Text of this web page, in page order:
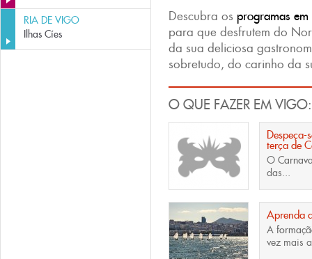
RIA DE VIGO
Ilhas Cíes
Descubra os programas
para que desfrutem do
da sua deliciosa
sobretudo, do carinho da
O QUE FAZER EM
Despeça-
terça de
O
das...
Aprenda
A
vez mais